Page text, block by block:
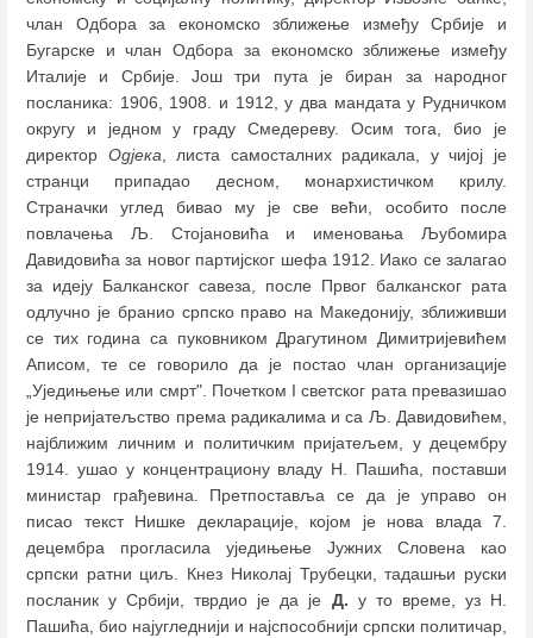
члан Одбора за економско зближење између Србије и
Бугарске и члан Одбора за економско зближење између
Италије и Србије. Још три пута је биран за народног
посланика: 1906, 1908. и 1912, у два мандата у Рудничком
округу и једном у граду Смедереву. Осим тога, био је
директор Одјека, листа самосталних радикала, у чијој је
странци припадао десном, монархистичком крилу.
Страначки углед бивао му је све већи, особито после
повлачења Љ. Стојановића и именовања Љубомира
Давидовића за новог партијског шефа 1912. Иако се залагао
за идеју Балканског савеза, после Првог балканског рата
одлучно је бранио српско право на Македонију, зближивши
се тих година са пуковником Драгутином Димитријевићем
Аписом, те се говорило да је постао члан организације
„Уједињење или смрт". Почетком I светског рата превазишао
је непријатељство према радикалима и са Љ. Давидовићем,
најближим личним и политичким пријатељем, у децембру
1914. ушао у концентрациону владу Н. Пашића, поставши
министар грађевина. Претпоставља се да је управо он
писао текст Нишке декларације, којом је нова влада 7.
децембра прогласила уједињење Јужних Словена као
српски ратни циљ. Кнез Николај Трубецки, тадашњи руски
посланик у Србији, тврдио је да је Д. у то време, уз Н.
Пашића, био најугледнији и најспособнији српски политичар,